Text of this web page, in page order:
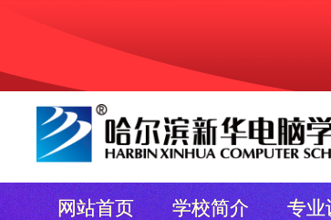
网站首页 学校简介 专业